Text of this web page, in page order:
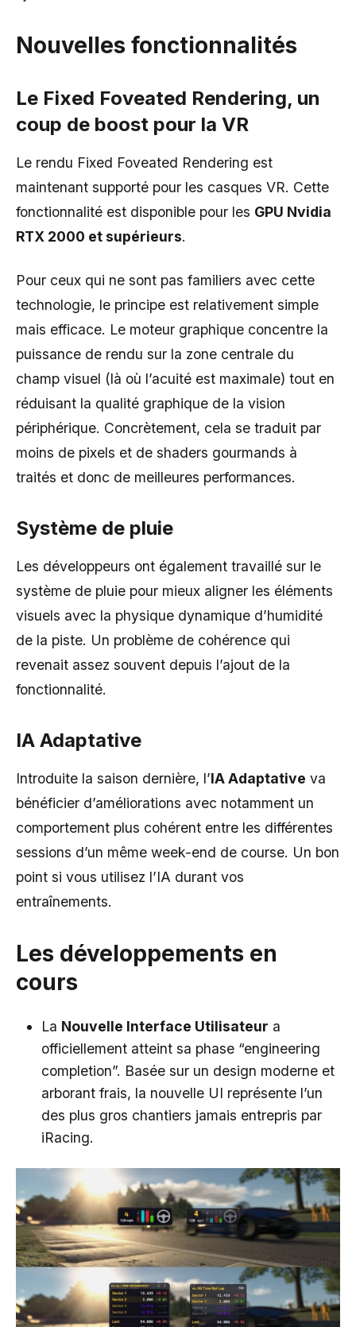
Nouvelles fonctionnalités
Le Fixed Foveated Rendering, un
coup de boost pour la VR
Le rendu Fixed Foveated Rendering est
maintenant supporté pour les casques VR. Cette
fonctionnalité est disponible pour les GPU Nvidia
RTX 2000 et supérieurs.
Pour ceux qui ne sont pas familiers avec cette
technologie, le principe est relativement simple
mais efficace. Le moteur graphique concentre la
puissance de rendu sur la zone centrale du
champ visuel (là où l’acuité est maximale) tout en
réduisant la qualité graphique de la vision
périphérique. Concrètement, cela se traduit par
moins de pixels et de shaders gourmands à
traités et donc de meilleures performances.
Système de pluie
Les développeurs ont également travaillé sur le
système de pluie pour mieux aligner les éléments
visuels avec la physique dynamique d’humidité
de la piste. Un problème de cohérence qui
revenait assez souvent depuis l’ajout de la
fonctionnalité.
IA Adaptative
Introduite la saison dernière, l’IA Adaptative va
bénéficier d’améliorations avec notamment un
comportement plus cohérent entre les différentes
sessions d’un même week-end de course. Un bon
point si vous utilisez l’IA durant vos
entraînements.
Les développements en
cours
La Nouvelle Interface Utilisateur a
officiellement atteint sa phase “engineering
completion”. Basée sur un design moderne et
arborant frais, la nouvelle UI représente l’un
des plus gros chantiers jamais entrepris par
iRacing.